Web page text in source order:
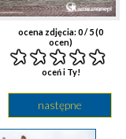
ocena zdjęcia:0/ 5 (0
ocen)
oceń i Ty!
następne